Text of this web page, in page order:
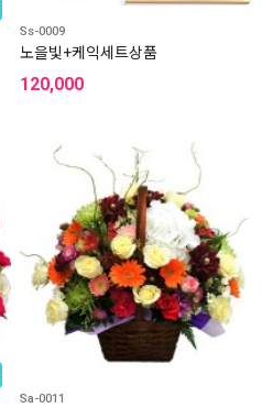
Ss-0009
노을빛+케익세트상품
120,000
Sa-0011